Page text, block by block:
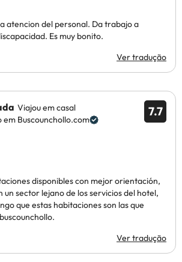
atencion del personal. Da trabajo a
Es muy bonito.
Ver tradução
7.7
Viajou em casal
em Buscounchollo.com
disponibles con mejor orientación,
un sector lejano de los servicios del hotel,
que estas habitaciones son las que
Ver tradução